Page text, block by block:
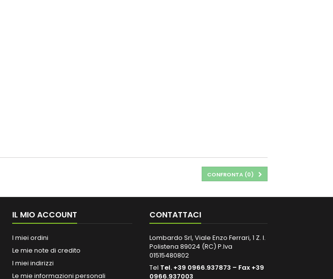
CONFRONTA (0)
IL MIO ACCOUNT
I miei ordini
Le mie note di credito
I miei indirizzi
Le mie informazioni personali
CONTATTACI
Lombardo Srl, Viale Enzo Ferrari, 1 Z. I.
Polistena 89024 (RC) P.Iva
01515480802
Tel Tel. +39 0966.937873 – Fax +39
0966.937003